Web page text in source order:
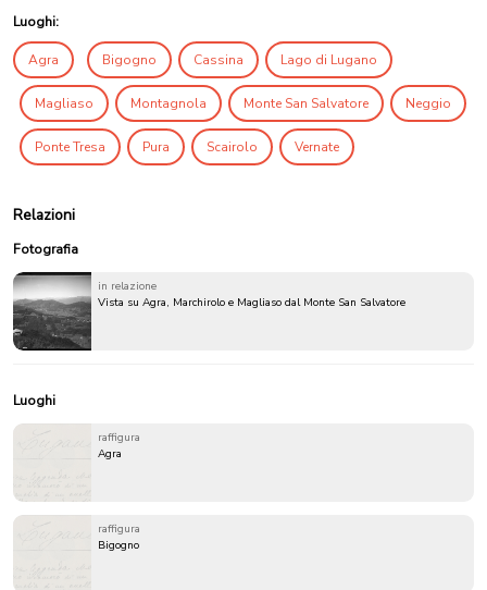
Luoghi:
Agra Bigogno Cassina Lago di Lugano
Magliaso Montagnola Monte San Salvatore Neggio
Ponte Tresa Pura Scairolo Vernate
Relazioni
Fotografia
in relazione
Vista su Agra, Marchirolo e Magliaso dal Monte San Salvatore
Luoghi
raffigura
Agra
raffigura
Bigogno